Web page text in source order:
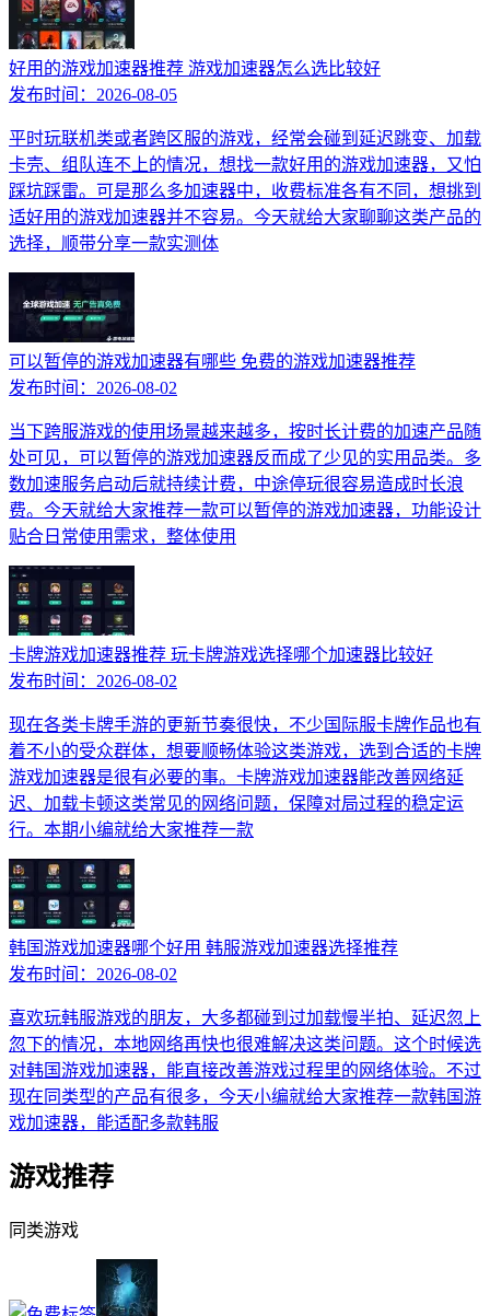
好用的游戏加速器推荐 游戏加速器怎么选比较好
发布时间： 2026-08-05
平时玩联机类或者跨区服的游戏，经常会碰到延迟跳变、加载
卡壳、组队连不上的情况，想找一款好用的游戏加速器，又怕
踩坑踩雷。可是那么多加速器中，收费标准各有不同，想挑到
适好用的游戏加速器并不容易。今天就给大家聊聊这类产品的
选择，顺带分享一款实测体
可以暂停的游戏加速器有哪些 免费的游戏加速器推荐
发布时间： 2026-08-02
当下跨服游戏的使用场景越来越多，按时长计费的加速产品随
处可见，可以暂停的游戏加速器反而成了少见的实用品类。多
数加速服务启动后就持续计费，中途停玩很容易造成时长浪
费。今天就给大家推荐一款可以暂停的游戏加速器，功能设计
贴合日常使用需求，整体使用
卡牌游戏加速器推荐 玩卡牌游戏选择哪个加速器比较好
发布时间： 2026-08-02
现在各类卡牌手游的更新节奏很快，不少国际服卡牌作品也有
着不小的受众群体，想要顺畅体验这类游戏，选到合适的卡牌
游戏加速器是很有必要的事。卡牌游戏加速器能改善网络延
迟、加载卡顿这类常见的网络问题，保障对局过程的稳定运
行。本期小编就给大家推荐一款
韩国游戏加速器哪个好用 韩服游戏加速器选择推荐
发布时间： 2026-08-02
喜欢玩韩服游戏的朋友，大多都碰到过加载慢半拍、延迟忽上
忽下的情况，本地网络再快也很难解决这类问题。这个时候选
对韩国游戏加速器，能直接改善游戏过程里的网络体验。不过
现在同类型的产品有很多，今天小编就给大家推荐一款韩国游
戏加速器，能适配多款韩服
游戏推荐
同类游戏